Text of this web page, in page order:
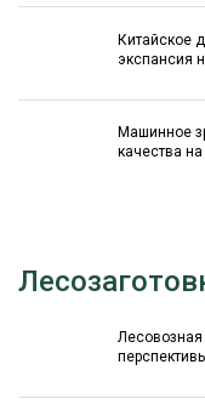
Китайское
экспансия
Машинное
качества
Лесовозная